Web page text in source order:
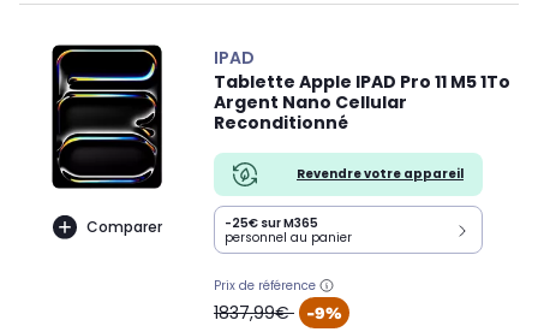
Comparer
IPAD
Tablette Apple IPAD Pro 11 M5 1To
Argent Nano Cellular
Reconditionné
Revendre votre appareil
-25€ sur M365
personnel au panier
Prix de référence
oldPrice
1837,99€ -9%